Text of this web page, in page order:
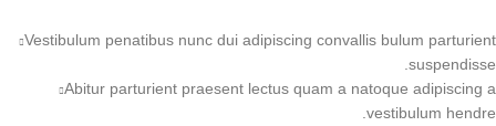
Vestibulum penatibus nunc dui adipiscing convallis bulum parturient
suspendisse.
Abitur parturient praesent lectus quam a natoque adipiscing a
vestibulum hendre.